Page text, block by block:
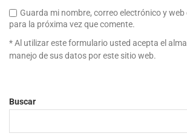
Guarda mi nombre, correo electrónico y
para la próxima vez que comente.
* Al utilizar este formulario usted acepta el
manejo de sus datos por este sitio web.
Buscar